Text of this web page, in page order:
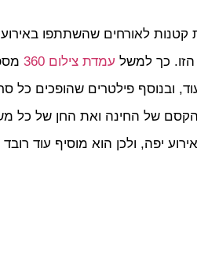
קטנות לאורחים שהשתתפו
כך למשל עמדת צילום 360
ובנוסף פילטרים שהופכים כל
הקסם של החינה ואת החן של כל
יפה, ולכן הוא מוסיף עוד רובד